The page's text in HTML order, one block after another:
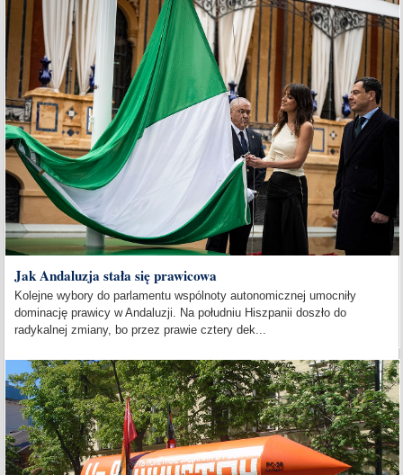
Jak Andaluzja stała się prawicowa
Kolejne wybory do parlamentu wspólnoty autonomicznej umocniły
dominację prawicy w Andaluzji. Na południu Hiszpanii doszło do
radykalnej zmiany, bo przez prawie cztery dek...